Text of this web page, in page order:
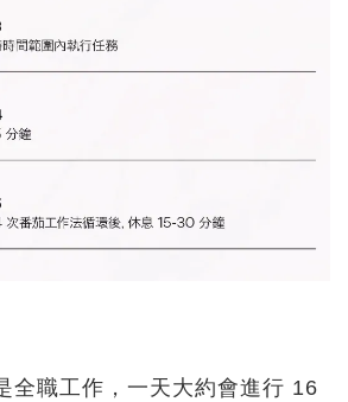
全職工作，一天大約會進行 16